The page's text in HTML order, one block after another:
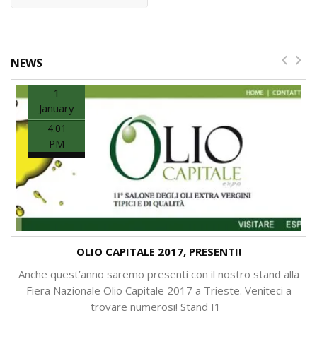
NEWS
OLIO CAPITALE 2017, PRESENTI!
Anche quest’anno saremo presenti con il nostro stand alla
Fiera Nazionale Olio Capitale 2017 a Trieste. Veniteci a
trovare numerosi! Stand I1
1
January
4:01
PM